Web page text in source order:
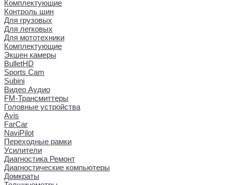
Комплектующие
Контроль шин
Для грузовых
Для легковых
Для мототехники
Комплектующие
Экшен камеры
BulletHD
Sports Cam
Subini
Видео Аудио
FM-Трансмиттеры
Головные устройства
Avis
FarCar
NaviPilot
Переходные рамки
Усилители
Диагностика Ремонт
Диагностические компьютеры
Домкраты